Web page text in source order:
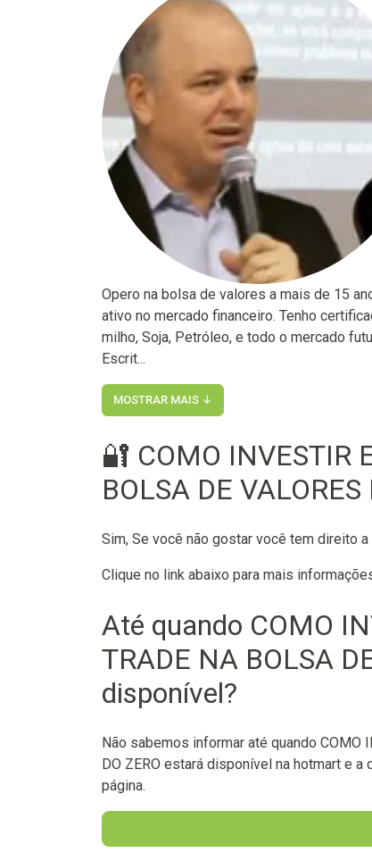
Opero na bolsa de valores a mais de 15
ativo no mercado financeiro. Tenho
milho, Soja, Petróleo, e todo o mercado
Escrit...
MOSTRAR MAIS ↓
🔐 COMO INVESTIR
BOLSA DE
Sim, Se você não gostar você tem direito
Clique no link abaixo para mais
Até quando COMO
TRADE NA BOLSA
disponível?
Não sabemos informar até quando COMO
DO ZERO estará disponível na hotmart e
página.